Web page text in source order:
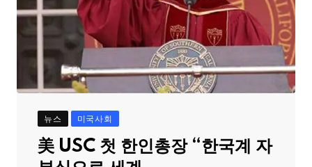
뉴스 미국사회
美 USC 첫 한인총장 “한국계 자